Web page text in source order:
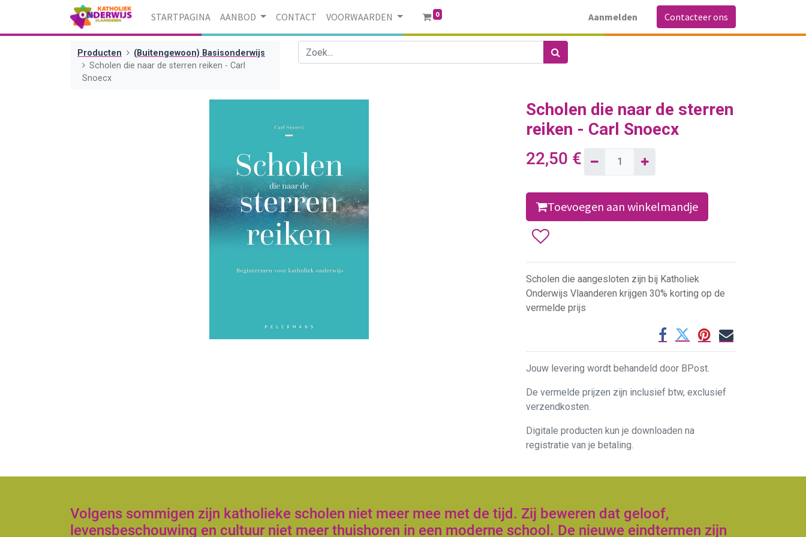
STARTPAGINA AANBOD CONTACT VOORWAARDEN 0 Aanmelden Contacteer ons
Producten
(Buitengewoon) Basisonderwijs
Scholen die naar de sterren reiken - Carl
Snoecx
Scholen die naar de sterren
reiken - Carl Snoecx
22,50 €
Toevoegen aan winkelmandje
Scholen die aangesloten zijn bij Katholiek
Onderwijs Vlaanderen krijgen 30% korting op de
vermelde prijs
Jouw levering wordt behandeld door BPost.
De vermelde prijzen zijn inclusief btw, exclusief
verzendkosten.
Digitale producten kun je downloaden na
registratie van je betaling.
Volgens sommigen zijn katholieke scholen niet meer mee met de tijd. Zij beweren dat geloof,
levensbeschouwing en cultuur niet meer thuishoren in een moderne school. De nieuwe eindtermen zijn